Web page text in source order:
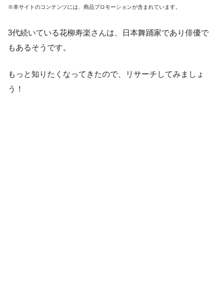
※本サイトのコンテンツには、商品プロモーションが含まれています。
3代続いている花柳寿楽さんは、日本舞踊家であり俳優で
もあるそうです。
もっと知りたくなってきたので、リサーチしてみましょ
う！